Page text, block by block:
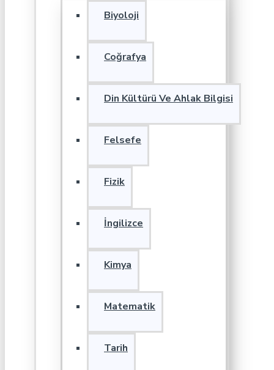
Biyoloji
Coğrafya
Din Kültürü Ve Ahlak Bilgisi
Felsefe
Fizik
İngilizce
Kimya
Matematik
Tarih